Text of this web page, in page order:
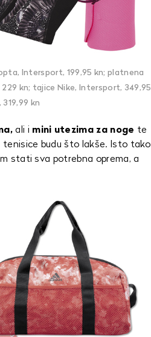
Intersport, 199,95 kn; platnena
kn; tajice Nike, Intersport, 349,95
kn
ali i mini utezima za noge te
budu što lakše. Isto tako
stati sva potrebna oprema, a